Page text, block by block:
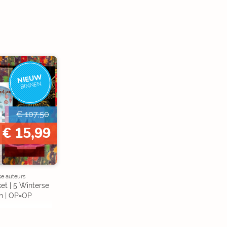
NIEUW
BINNEN
€ 107,50
€ 15,99
auteurs
| 5 Winterse
| OP=OP